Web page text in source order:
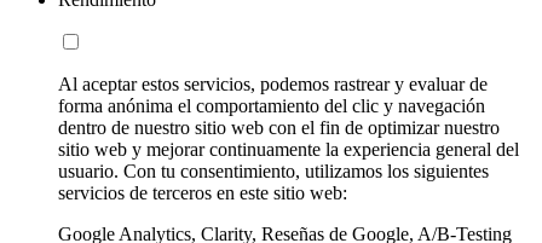
Al aceptar estos servicios, podemos rastrear y evaluar de
forma anónima el comportamiento del clic y navegación
dentro de nuestro sitio web con el fin de optimizar nuestro
sitio web y mejorar continuamente la experiencia general del
usuario. Con tu consentimiento, utilizamos los siguientes
servicios de terceros en este sitio web:
Google Analytics, Clarity, Reseñas de Google, A/B-Testing